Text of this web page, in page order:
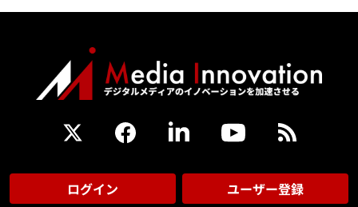
ログイン ユーザー登録